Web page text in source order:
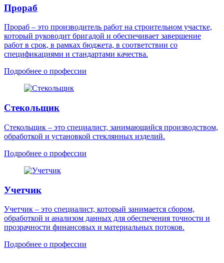
Прораб
Прораб – это производитель работ на строительном участке,
который руководит бригадой и обеспечивает завершение
работ в срок, в рамках бюджета, в соответствии со
спецификациями и стандартами качества.
Подробнее о профессии
Стекольщик
Стекольщик – это специалист, занимающийся производством,
обработкой и установкой стеклянных изделий.
Подробнее о профессии
Учетчик
Учетчик – это специалист, который занимается сбором,
обработкой и анализом данных для обеспечения точности и
прозрачности финансовых и материальных потоков.
Подробнее о профессии